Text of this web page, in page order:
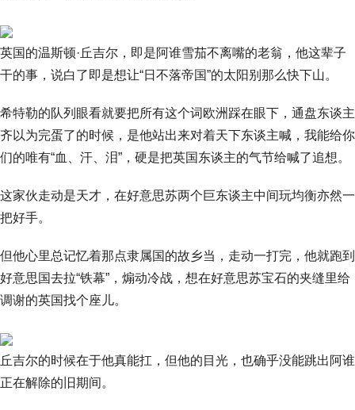
英国的温斯顿·丘吉尔，即是阿谁雪茄不离嘴的老翁，他这辈子
干的事，说白了即是想让“日不落帝国”的太阳别那么快下山。
希特勒的队列眼看就要把所有这个词欧洲踩在眼下，通盘东谈主
齐以为完蛋了的时候，是他站出来对着天下东谈主喊，我能给你
们的唯有“血、汗、泪”，硬是把英国东谈主的气节给喊了追想。
这家伙走动是天才，在好意思苏两个巨东谈主中间玩均衡亦然一
把好手。
但他心里总记忆着那点隶属国的故乡当，走动一打完，他就跑到
好意思国去拉“铁幕”，煽动冷战，想在好意思苏宝石的夹缝里给
调谢的英国找个座儿。
丘吉尔的时候在于他真能扛，但他的目光，也确乎没能跳出阿谁
正在解除的旧期间。